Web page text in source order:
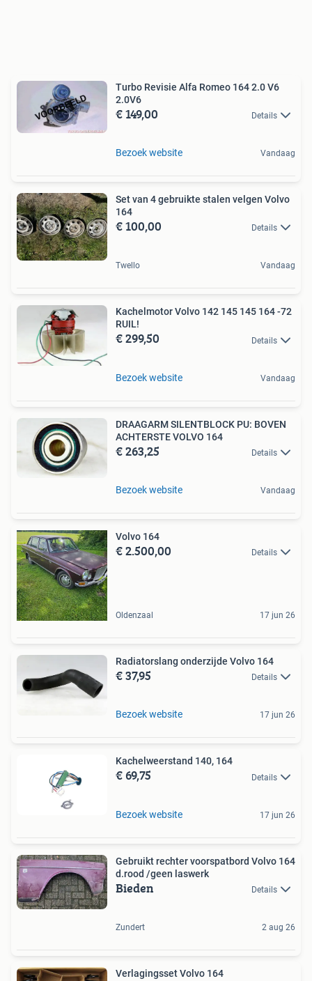
Turbo Revisie Alfa Romeo 164 2.0 V6
2.0V6
€ 149,00 Details
Bezoek website Vandaag
Set van 4 gebruikte stalen velgen Volvo
164
€ 100,00 Details
Twello Vandaag
Kachelmotor Volvo 142 145 145 164 -72
RUIL!
€ 299,50 Details
Bezoek website Vandaag
DRAAGARM SILENTBLOCK PU: BOVEN
ACHTERSTE VOLVO 164
€ 263,25 Details
Bezoek website Vandaag
Volvo 164
€ 2.500,00 Details
Oldenzaal 17 jun 26
Radiatorslang onderzijde Volvo 164
€ 37,95 Details
Bezoek website 17 jun 26
Kachelweerstand 140, 164
€ 69,75 Details
Bezoek website 17 jun 26
Gebruikt rechter voorspatbord Volvo 164
d.rood /geen laswerk
Bieden Details
Zundert 2 aug 26
Verlagingsset Volvo 164